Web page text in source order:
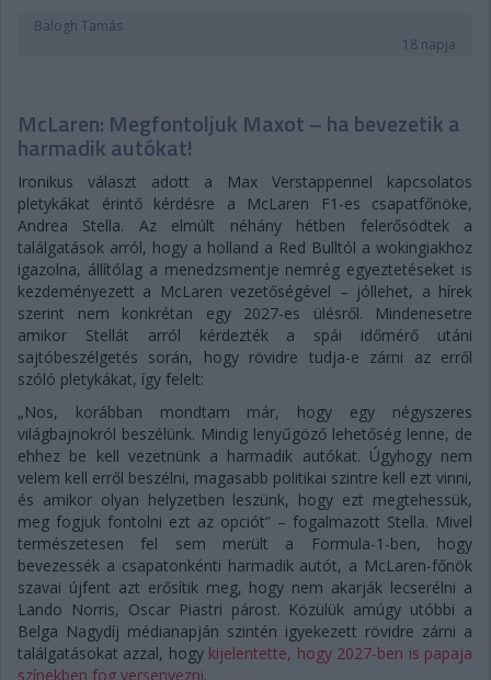
Balogh Tamás
18 napja
McLaren: Megfontoljuk Maxot – ha bevezetik a
harmadik autókat!
Ironikus választ adott a Max Verstappennel kapcsolatos
pletykákat érintő kérdésre a McLaren F1-es csapatfőnöke,
Andrea Stella. Az elmúlt néhány hétben felerősödtek a
találgatások arról, hogy a holland a Red Bulltól a wokingiakhoz
igazolna, állítólag a menedzsmentje nemrég egyeztetéseket is
kezdeményezett a McLaren vezetőségével – jóllehet, a hírek
szerint nem konkrétan egy 2027-es ülésről. Mindenesetre
amikor Stellát arról kérdezték a spái időmérő utáni
sajtóbeszélgetés során, hogy rövidre tudja-e zárni az erről
szóló pletykákat, így felelt:
„Nos, korábban mondtam már, hogy egy négyszeres
világbajnokról beszélünk. Mindig lenyűgöző lehetőség lenne, de
ehhez be kell vezetnünk a harmadik autókat. Úgyhogy nem
velem kell erről beszélni, magasabb politikai szintre kell ezt vinni,
és amikor olyan helyzetben leszünk, hogy ezt megtehessük,
meg fogjuk fontolni ezt az opciót” – fogalmazott Stella. Mivel
természetesen fel sem merült a Formula-1-ben, hogy
bevezessék a csapatonkénti harmadik autót, a McLaren-főnök
szavai újfent azt erősítik meg, hogy nem akarják lecserélni a
Lando Norris, Oscar Piastri párost. Közülük amúgy utóbbi a
Belga Nagydíj médianapján szintén igyekezett rövidre zárni a
találgatásokat azzal, hogy kijelentette, hogy 2027-ben is papaja
színekben fog versenyezni.